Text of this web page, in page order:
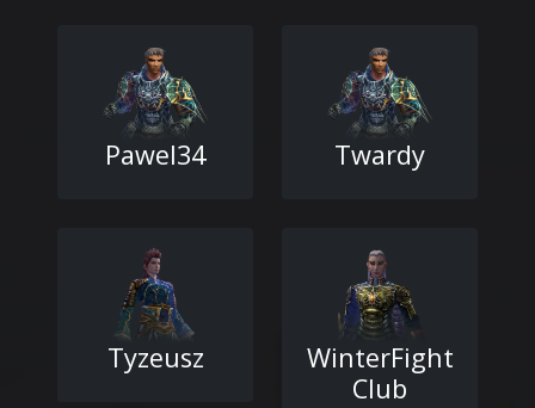
Pawel34 Twardy
Tyzeusz
WinterFight
Club